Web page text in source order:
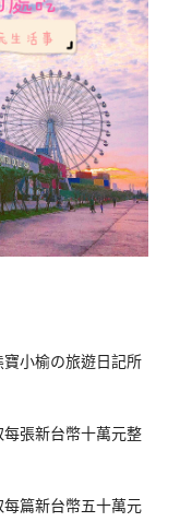
小榆の旅遊日記所
張新台幣十萬元整
篇新台幣五十萬元